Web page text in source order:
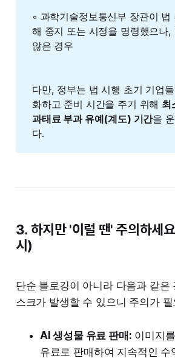
◦ 과학기술정보통신부 장관이 법
해 중지 또는 시정을 명령했으나,
않은 경우
다만, 정부는 법 시행 초기 기업
화하고 준비 시간을 주기 위해 최
과태료 부과 유예(계도) 기간을
다.
3. 하지만 '이럴 땐' 주의하세
시)
단순 블로깅이 아니라 다음과 같은
스크가 발생할 수 있으니 주의가
AI 생성물 유료 판매: 이미지
유료로 판매하여 지속적인 수